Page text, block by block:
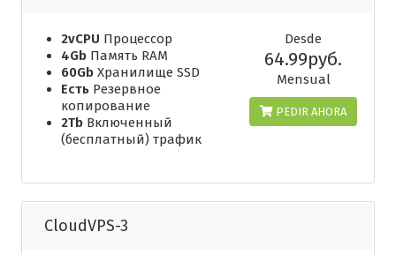
2vCPU Процессор
4Gb Память RAM
60Gb Хранилище SSD
Есть Резервное
копирование
2Tb Включенный
(бесплатный) трафик
Desde
64.99руб.
Mensual
PEDIR AHORA
CloudVPS-3